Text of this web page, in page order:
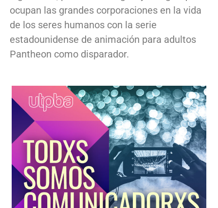
ocupan las grandes corporaciones en la vida
de los seres humanos con la serie
estadounidense de animación para adultos
Pantheon como disparador.